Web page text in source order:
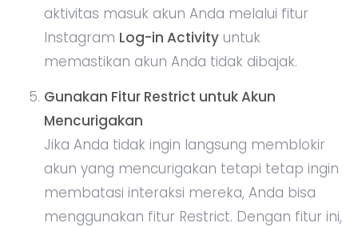
aktivitas masuk akun Anda melalui fitur
Instagram Log-in Activity untuk
memastikan akun Anda tidak dibajak.
Gunakan Fitur Restrict untuk Akun
Mencurigakan
Jika Anda tidak ingin langsung memblokir
akun yang mencurigakan tetapi tetap ingin
membatasi interaksi mereka, Anda bisa
menggunakan fitur Restrict. Dengan fitur ini,